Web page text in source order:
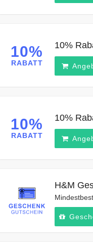
10%
RABATT
10%
10%
RABATT
10%
H&M